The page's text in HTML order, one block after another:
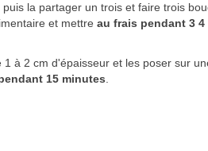
la partager un trois et faire trois
et mettre au frais pendant 3 4
1 à 2 cm d'épaisseur et les poser sur
15 minutes